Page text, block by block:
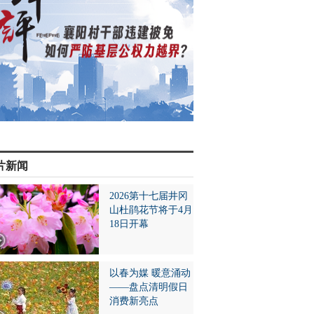
新闻
2026第十七届井冈
山杜鹃花节将于4月
18日开幕
以春为媒 暖意涌动
——盘点清明假日
消费新亮点